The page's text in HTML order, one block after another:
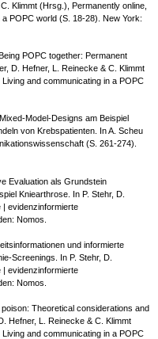
Klimmt (Hrsg.), Permanently online,
POPC world (S. 18-28). New York:
POPC together: Permanent
D. Hefner, L. Reinecke & C. Klimmt
and communicating in a POPC
Model-Designs am Beispiel
von Krebspatienten. In A. Scheu
(S. 261-274).
Evaluation als Grundstein
Kniearthrose. In P. Stehr, D.
evidenzinformierte
Nomos.
und informierte
Screenings. In P. Stehr, D.
evidenzinformierte
Nomos.
Theoretical considerations and
Hefner, L. Reinecke & C. Klimmt
and communicating in a POPC